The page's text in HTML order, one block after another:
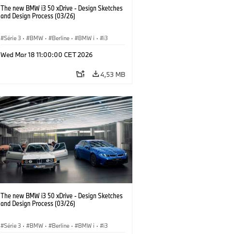
The new BMW i3 50 xDrive - Design Sketches
and Design Process (03/26)
Série 3 · BMW · Berline · BMW i · i3
Wed Mar 18 11:00:00 CET 2026
4,53 MB
The new BMW i3 50 xDrive - Design Sketches
and Design Process (03/26)
Série 3 · BMW · Berline · BMW i · i3